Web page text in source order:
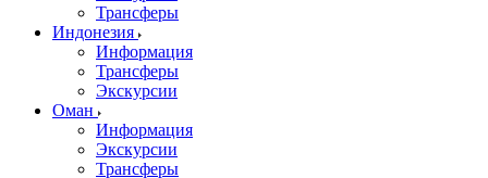
Трансферы
Индонезия
Информация
Трансферы
Экскурсии
Оман
Информация
Экскурсии
Трансферы